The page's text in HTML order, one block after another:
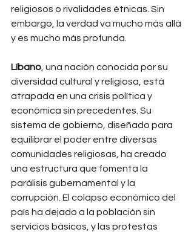
religiosos o rivalidades étnicas. Sin
embargo, la verdad va mucho más allá
y es mucho más profunda.
Líbano , una nación conocida por su
diversidad cultural y religiosa, está
atrapada en una crisis política y
económica sin precedentes. Su
sistema de gobierno, diseñado para
equilibrar el poder entre diversas
comunidades religiosas, ha creado
una estructura que fomenta la
parálisis gubernamental y la
corrupción. El colapso económico del
país ha dejado a la población sin
servicios básicos, y las protestas